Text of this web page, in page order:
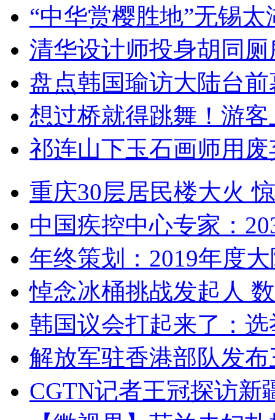
“中华赏樱胜地”无锡
清华设计师投身胡同
盘点韩国瑜访大陆台
想过桥就得跳舞！游客
祁连山下玉石画师用
重庆30层居民楼大火
中国疾控中心专家：
年终策划：2019年度
悼念冰桶挑战发起人
韩国议会打起来了：
解放军驻香港部队发
CGTN记者王冠探访新